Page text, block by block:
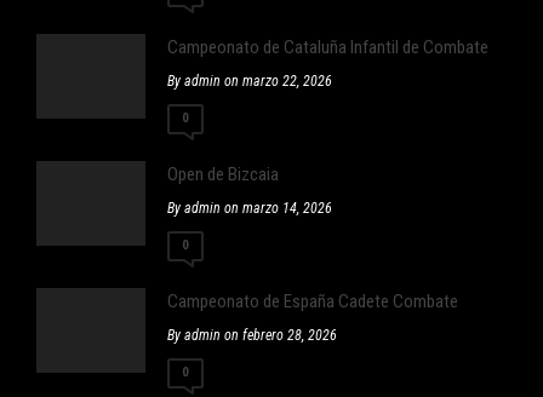
Campeonato de Cataluña Infantil de Combate
By admin on marzo 22, 2026
0
Open de Bizcaia
By admin on marzo 14, 2026
0
Campeonato de España Cadete Combate
By admin on febrero 28, 2026
0